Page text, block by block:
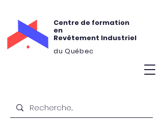
Centre de formation
en
Revêtement Industriel
du Québec